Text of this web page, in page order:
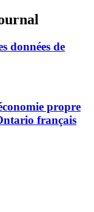
données de
propre
français